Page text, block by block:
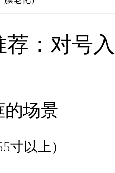
：对号入
场景
寸以上）